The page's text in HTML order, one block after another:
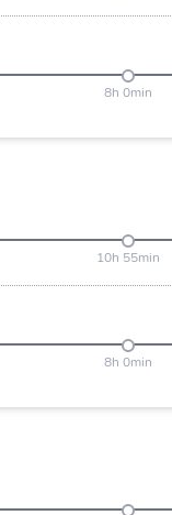
8h 0min
10h 55min
8h 0min